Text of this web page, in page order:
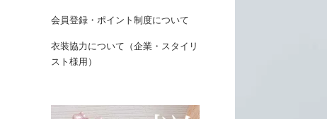
会員登録・ポイント制度について
衣装協力について（企業・スタイリ
スト様用）